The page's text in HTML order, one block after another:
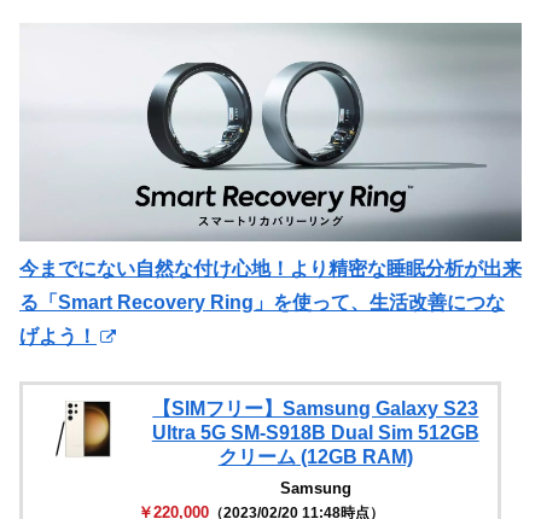
今までにない自然な付け心地！より精密な睡眠分析が出来
る「Smart Recovery Ring」を使って、生活改善につな
げよう！
【SIMフリー】Samsung Galaxy S23
Ultra 5G SM-S918B Dual Sim 512GB
クリーム (12GB RAM)
Samsung
￥220,000（2023/02/20 11:48時点）